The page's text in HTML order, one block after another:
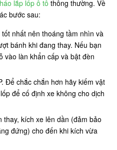
lắp lốp ô tô thông thường. Về
bước sau:
nhất nên thoáng tầm nhìn và
bánh khi đang thay. Nếu bạn
vào làn khẩn cấp và bật đèn
Để chắc chắn hơn hãy kiếm vật
để cố định xe không cho dịch
kích xe lên dần (đảm bảo
đứng) cho đến khi kích vừa